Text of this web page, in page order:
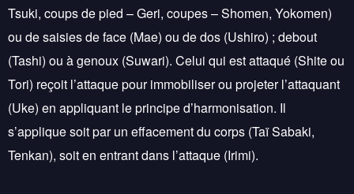
Tsuki, coups de pied – Geri, coupes – Shomen, Yokomen)
ou de saisies de face (Mae) ou de dos (Ushiro) ; debout
(Tashi) ou à genoux (Suwari). Celui qui est attaqué (Shite ou
Tori) reçoit l’attaque pour immobiliser ou projeter l’attaquant
(Uke) en appliquant le principe d’harmonisation. Il
s’applique soit par un effacement du corps (Taï Sabaki,
Tenkan), soit en entrant dans l’attaque (Irimi).